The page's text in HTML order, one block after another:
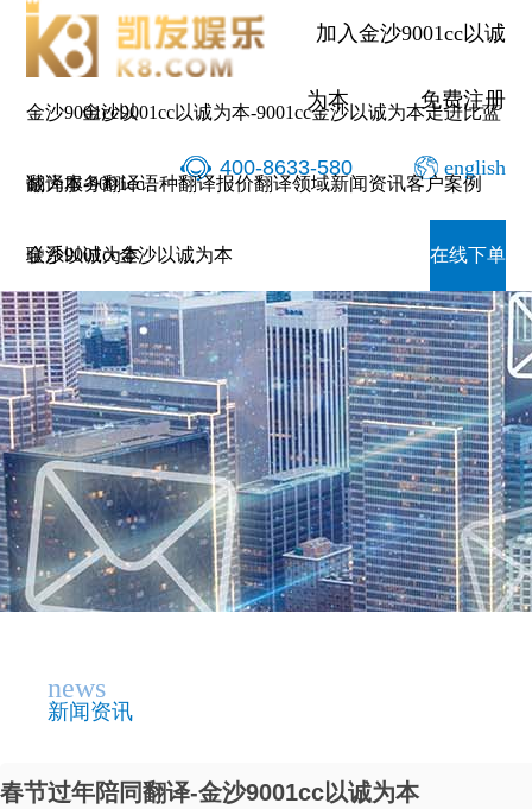
加入金沙9001cc以诚
为本 免费注册
400-8633-580 english
金沙9001cc以
诚为本-9001cc
金沙以诚为本
金沙9001cc以诚为本-9001cc金沙以诚为本走进比蓝
翻译服务翻译语种翻译报价翻译领域新闻资讯客户案例
联系9001cc金沙以诚为本 在线下单
news
新闻资讯
春节过年陪同翻译-金沙9001cc以诚为本